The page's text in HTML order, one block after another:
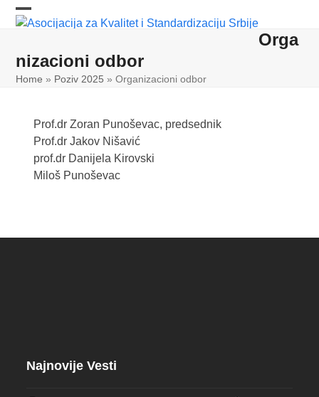
Skip
Open
menu
Close
menu
Orga
nizacioni odbor
Home » Poziv 2025 »Organizacioni odbor
Prof.dr Zoran Punoševac, predsednik
Prof.dr Jakov Nišavić
prof.dr Danijela Kirovski
Miloš Punoševac
Najnovije Vesti